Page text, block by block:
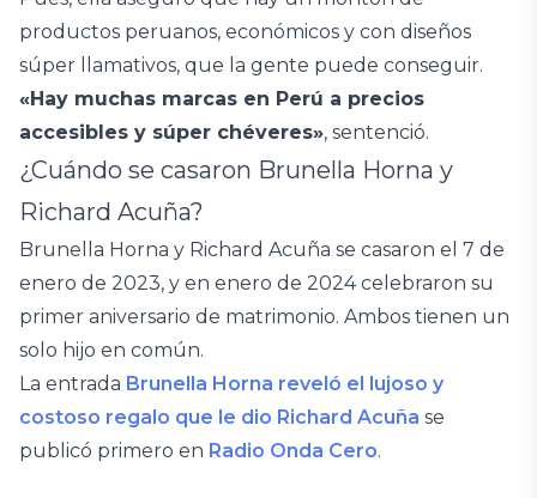
productos peruanos, económicos y con diseños
súper llamativos, que la gente puede conseguir.
«Hay muchas marcas en Perú a precios
accesibles y súper chéveres», sentenció.
¿Cuándo se casaron Brunella Horna y
Richard Acuña?
Brunella Horna y Richard Acuña se casaron el 7 de
enero de 2023, y en enero de 2024 celebraron su
primer aniversario de matrimonio. Ambos tienen un
solo hijo en común.
La entrada Brunella Horna reveló el lujoso y
costoso regalo que le dio Richard Acuña se
publicó primero en Radio Onda Cero.